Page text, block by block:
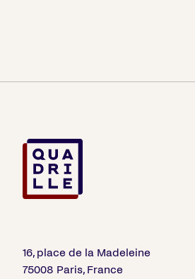
16, place de la Madeleine
75008 Paris, France